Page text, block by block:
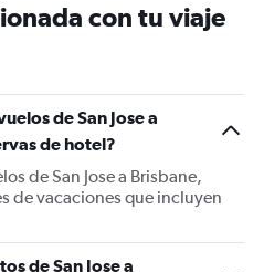
con tu viaje
de San Jose a
de hotel?
de San Jose a Brisbane,
de vacaciones que incluyen
de San Jose a